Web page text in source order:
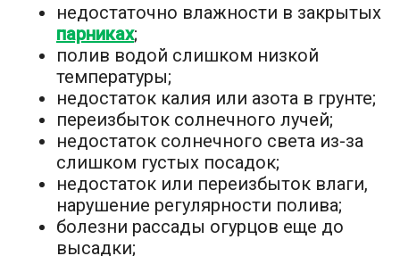
недостаточно влажности в закрытых
парниках;
полив водой слишком низкой
температуры;
недостаток калия или азота в грунте;
переизбыток солнечного лучей;
недостаток солнечного света из-за
слишком густых посадок;
недостаток или переизбыток влаги,
нарушение регулярности полива;
болезни рассады огурцов еще до
высадки;